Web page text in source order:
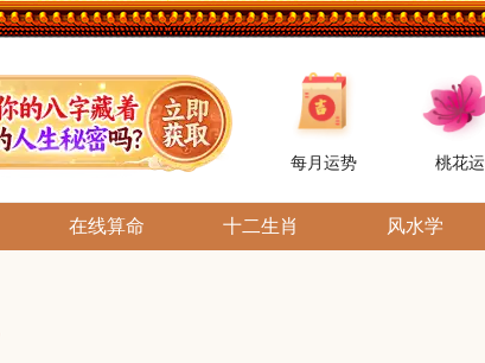
每月运势 桃花运
在线算命 十二生肖 风水学